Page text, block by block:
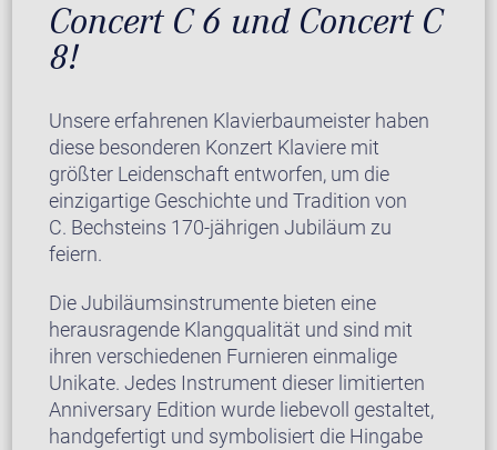
Concert C 6 und Concert C
8!
Unsere erfahrenen Klavierbaumeister haben
diese besonderen Konzert Klaviere mit
größter Leidenschaft entworfen, um die
einzigartige Geschichte und Tradition von
C. Bechsteins 170-jährigen Jubiläum zu
feiern.
Die Jubiläumsinstrumente bieten eine
herausragende Klangqualität und sind mit
ihren verschiedenen Furnieren einmalige
Unikate. Jedes Instrument dieser limitierten
Anniversary Edition wurde liebevoll gestaltet,
handgefertigt und symbolisiert die Hingabe